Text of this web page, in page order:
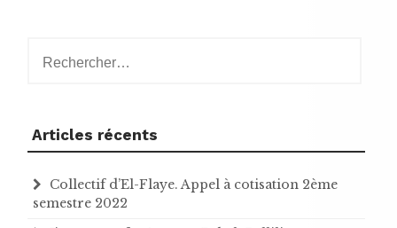
Articles récents
Collectif d’El-Flaye. Appel à cotisation 2ème
semestre 2022